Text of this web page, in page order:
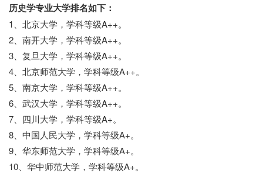
历史学专业大学排名如下：
1、北京大学，学科等级A++。
2、南开大学，学科等级A++。
3、复旦大学，学科等级A++。
4、北京师范大学，学科等级A++。
5、南京大学，学科等级A++。
6、武汉大学，学科等级A++。
7、四川大学，学科等级A+。
8、中国人民大学，学科等级A+。
9、华东师范大学，学科等级A+。
10、华中师范大学，学科等级A+。